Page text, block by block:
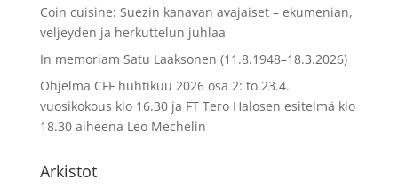
Coin cuisine: Suezin kanavan avajaiset – ekumenian,
veljeyden ja herkuttelun juhlaa
In memoriam Satu Laaksonen (11.8.1948–18.3.2026)
Ohjelma CFF huhtikuu 2026 osa 2: to 23.4.
vuosikokous klo 16.30 ja FT Tero Halosen esitelmä klo
18.30 aiheena Leo Mechelin
Arkistot